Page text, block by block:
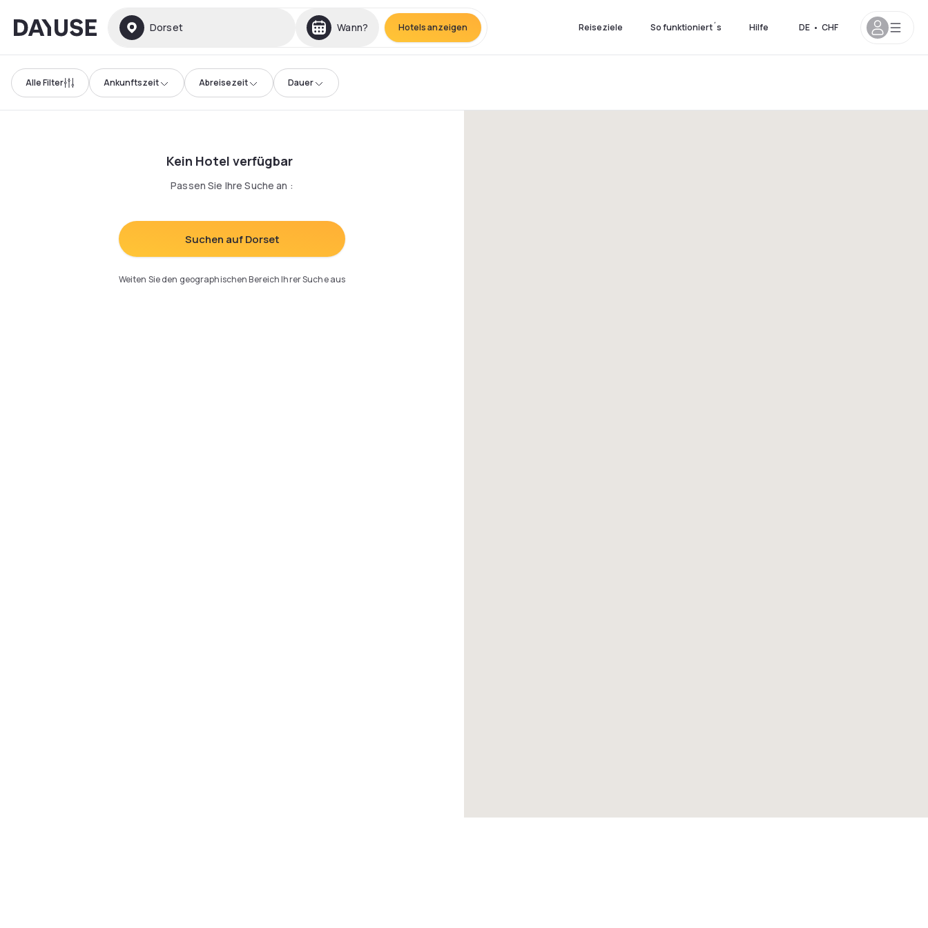
Dayuse Dorset Wann? Hotels anzeigen Reiseziele So funktioniert´s Hilfe DE • CHF
Alle Filter Ankunftszeit Abreisezeit Dauer
Kein Hotel verfügbar
Passen Sie Ihre Suche an :
Suchen auf Dorset
Weiten Sie den geographischen Bereich Ihrer Suche aus